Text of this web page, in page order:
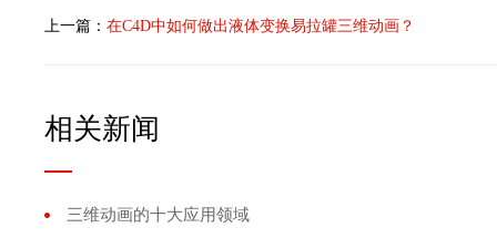
上一篇： 在C4D中如何做出液体变换易拉罐三维动画？
相关新闻
三维动画的十大应用领域